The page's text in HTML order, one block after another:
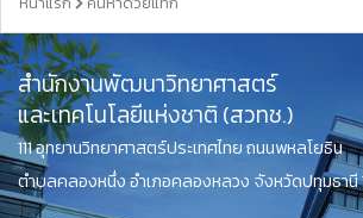
สำนักงานพัฒนาวิทยาศาสตร์
และเทคโนโลยีแห่งชาติ (สวทช.)
111 อุทยานวิทยาศาสตร์ประเทศไทย ถนนพหลโยธิน
ตำบลคลองหนึ่ง อำเภอคลองหลวง จังหวัดปทุมธานี